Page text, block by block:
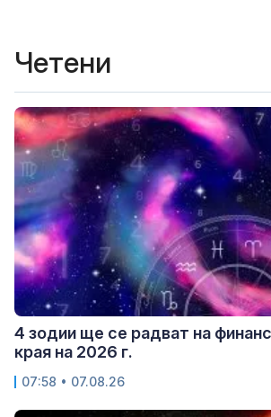
Четени
4 зодии ще се радват на
края на 2026 г.
07:58 • 07.08.26